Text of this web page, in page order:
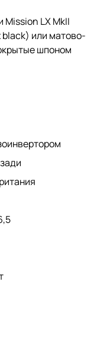
LX MkII
или матово-
шпоном